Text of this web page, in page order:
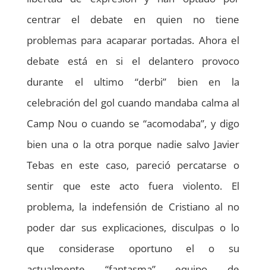
centrar el debate en quien no tiene
problemas para acaparar portadas. Ahora el
debate está en si el delantero provoco
durante el ultimo “derbi” bien en la
celebración del gol cuando mandaba calma al
Camp Nou o cuando se “acomodaba”, y digo
bien una o la otra porque nadie salvo Javier
Tebas en este caso, pareció percatarse o
sentir que este acto fuera violento. El
problema, la indefensión de Cristiano al no
poder dar sus explicaciones, disculpas o lo
que considerase oportuno el o su